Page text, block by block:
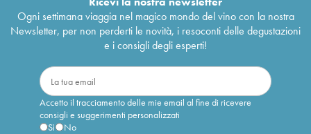
Ogni settimana viaggia nel magico mondo del vino con la nostra
Newsletter, per non perderti le novità, i resoconti delle degustazioni
e i consigli degli esperti!
Accetto il tracciamento delle mie email al fine di ricevere
consigli e suggerimenti personalizzati
Sì
No